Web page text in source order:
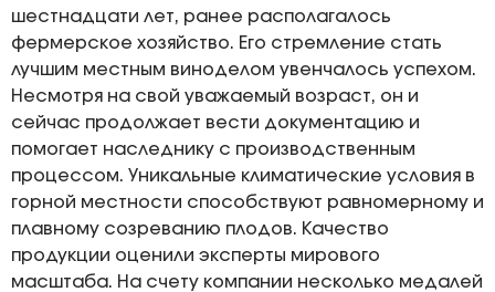
шестнадцати лет, ранее располагалось
фермерское хозяйство. Его стремление стать
лучшим местным виноделом увенчалось успехом.
Несмотря на свой уважаемый возраст, он и
сейчас продолжает вести документацию и
помогает наследнику с производственным
процессом. Уникальные климатические условия в
горной местности способствуют равномерному и
плавному созреванию плодов. Качество
продукции оценили эксперты мирового
масштаба. На счету компании несколько медалей